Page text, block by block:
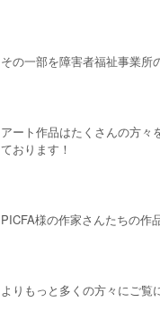
その一部を障害者福祉事業所
アート作品はたくさんの方々
ております！
PICFA様の作家さんたちの作
よりもっと多くの方々にご覧